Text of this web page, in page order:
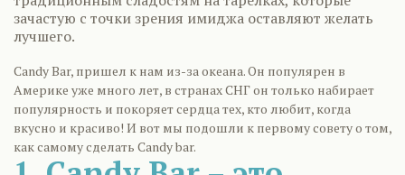
зачастую с точки зрения имиджа оставляют желать
лучшего.
Candy Bar, пришел к нам из-за океана. Он популярен в
Америке уже много лет, в странах СНГ он только набирает
популярность и покоряет сердца тех, кто любит, когда
вкусно и красиво! И вот мы подошли к первому совету о том,
как самому сделать Candy bar.